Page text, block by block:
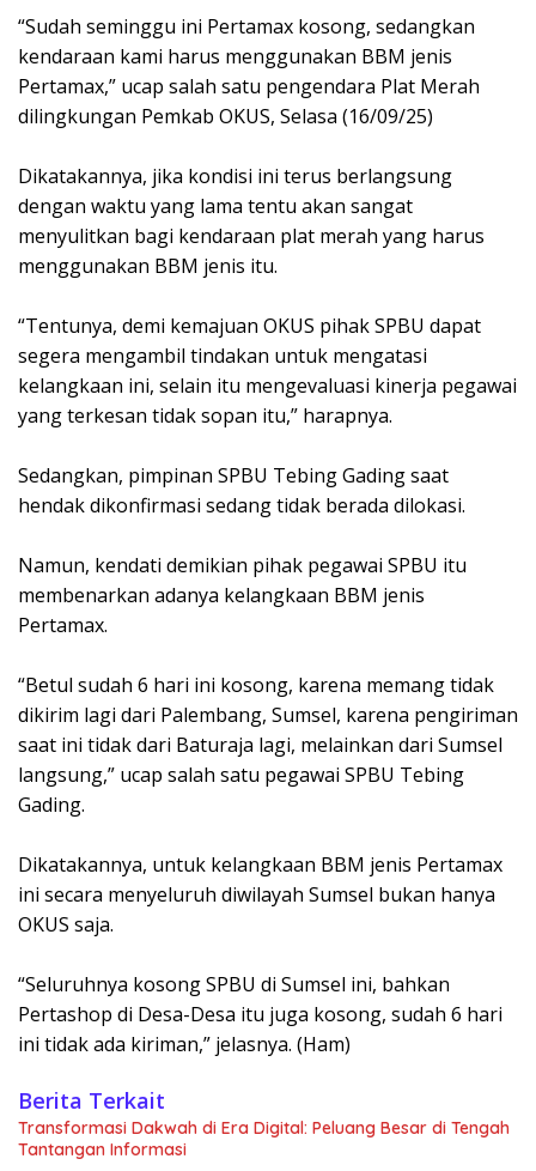
“Sudah seminggu ini Pertamax kosong, sedangkan
kendaraan kami harus menggunakan BBM jenis
Pertamax,” ucap salah satu pengendara Plat Merah
dilingkungan Pemkab OKUS, Selasa (16/09/25)
Dikatakannya, jika kondisi ini terus berlangsung
dengan waktu yang lama tentu akan sangat
menyulitkan bagi kendaraan plat merah yang harus
menggunakan BBM jenis itu.
“Tentunya, demi kemajuan OKUS pihak SPBU dapat
segera mengambil tindakan untuk mengatasi
kelangkaan ini, selain itu mengevaluasi kinerja pegawai
yang terkesan tidak sopan itu,” harapnya.
Sedangkan, pimpinan SPBU Tebing Gading saat
hendak dikonfirmasi sedang tidak berada dilokasi.
Namun, kendati demikian pihak pegawai SPBU itu
membenarkan adanya kelangkaan BBM jenis
Pertamax.
“Betul sudah 6 hari ini kosong, karena memang tidak
dikirim lagi dari Palembang, Sumsel, karena pengiriman
saat ini tidak dari Baturaja lagi, melainkan dari Sumsel
langsung,” ucap salah satu pegawai SPBU Tebing
Gading.
Dikatakannya, untuk kelangkaan BBM jenis Pertamax
ini secara menyeluruh diwilayah Sumsel bukan hanya
OKUS saja.
“Seluruhnya kosong SPBU di Sumsel ini, bahkan
Pertashop di Desa-Desa itu juga kosong, sudah 6 hari
ini tidak ada kiriman,” jelasnya. (Ham)
Berita Terkait
Transformasi Dakwah di Era Digital: Peluang Besar di Tengah
Tantangan Informasi